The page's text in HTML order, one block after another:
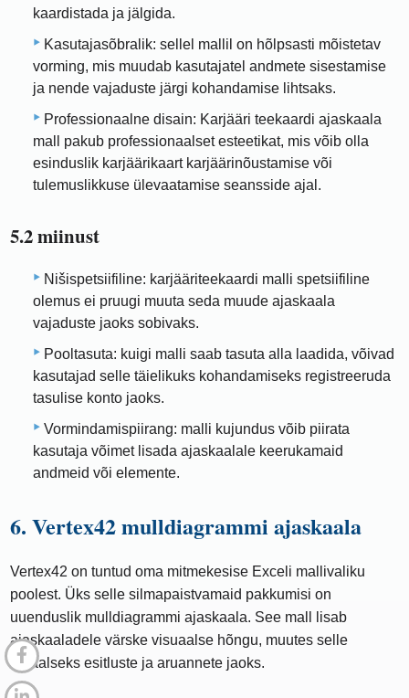
kaardistada ja jälgida.
Kasutajasõbralik: sellel mallil on hõlpsasti mõistetav
vorming, mis muudab kasutajatel andmete sisestamise
ja nende vajaduste järgi kohandamise lihtsaks.
Professionaalne disain: Karjääri teekaardi ajaskaala
mall pakub professionaalset esteetikat, mis võib olla
esinduslik karjäärikaart karjäärinõustamise või
tulemuslikkuse ülevaatamise seansside ajal.
5.2 miinust
Nišispetsiifiline: karjääriteekaardi malli spetsiifiline
olemus ei pruugi muuta seda muude ajaskaala
vajaduste jaoks sobivaks.
Pooltasuta: kuigi malli saab tasuta alla laadida, võivad
kasutajad selle täielikuks kohandamiseks registreeruda
tasulise konto jaoks.
Vormindamispiirang: malli kujundus võib piirata
kasutaja võimet lisada ajaskaalale keerukamaid
andmeid või elemente.
6. Vertex42 mulldiagrammi ajaskaala
Vertex42 on tuntud oma mitmekesise Exceli mallivaliku
poolest. Üks selle silmapaistvamaid pakkumisi on
uuenduslik mulldiagrammi ajaskaala. See mall lisab
ajaskaaladele värske visuaalse hõngu, muutes selle
ideaalseks esitluste ja aruannete jaoks.